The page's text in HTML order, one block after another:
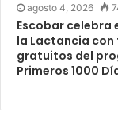
agosto 4, 2026
Escobar celebra
la Lactancia con
gratuitos del
Primeros 1000